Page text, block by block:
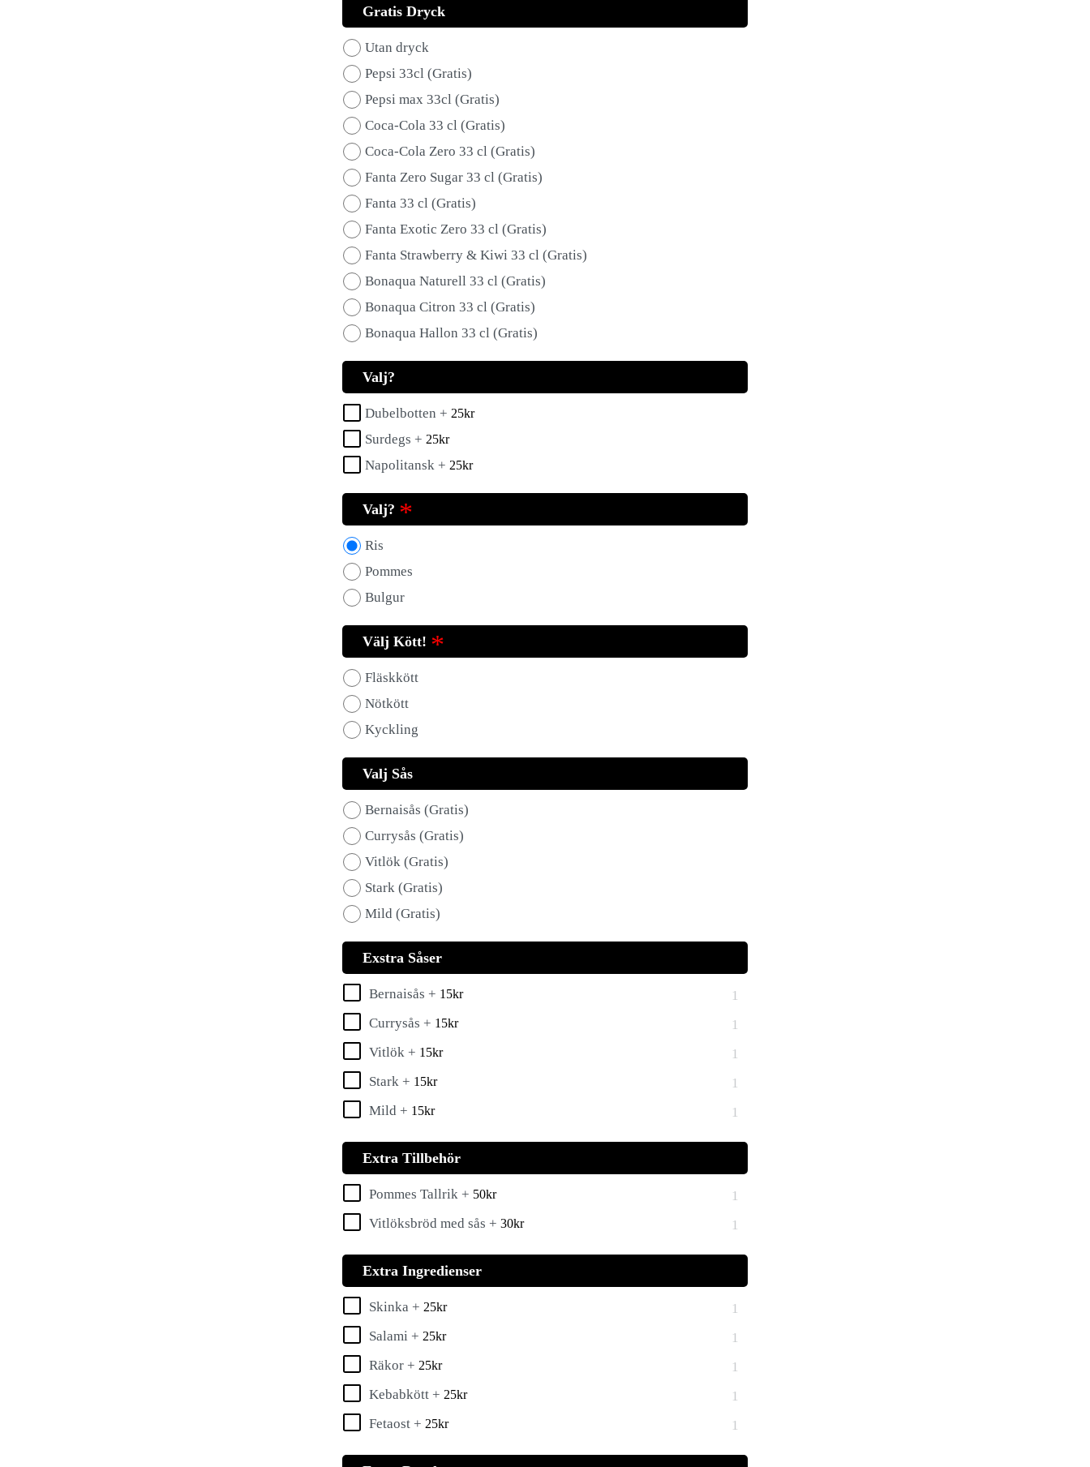
Gratis Dryck
Utan dryck
Pepsi 33cl (Gratis)
Pepsi max 33cl (Gratis)
Coca-Cola 33 cl (Gratis)
Coca-Cola Zero 33 cl (Gratis)
Fanta Zero Sugar 33 cl (Gratis)
Fanta 33 cl (Gratis)
Fanta Exotic Zero 33 cl (Gratis)
Fanta Strawberry & Kiwi 33 cl (Gratis)
Bonaqua Naturell 33 cl (Gratis)
Bonaqua Citron 33 cl (Gratis)
Bonaqua Hallon 33 cl (Gratis)
Valj?
Dubelbotten + 25kr
Surdegs + 25kr
Napolitansk + 25kr
Valj?
Ris
Pommes
Bulgur
Välj Kött!
Fläskkött
Nötkött
Kyckling
Valj Sås
Bernaisås (Gratis)
Currysås (Gratis)
Vitlök (Gratis)
Stark (Gratis)
Mild (Gratis)
Exstra Såser
Bernaisås + 15kr
Currysås + 15kr
Vitlök + 15kr
Stark + 15kr
Mild + 15kr
Extra Tillbehör
Pommes Tallrik + 50kr
Vitlöksbröd med sås + 30kr
Extra Ingredienser
Skinka + 25kr
Salami + 25kr
Räkor + 25kr
Kebabkött + 25kr
Fetaost + 25kr